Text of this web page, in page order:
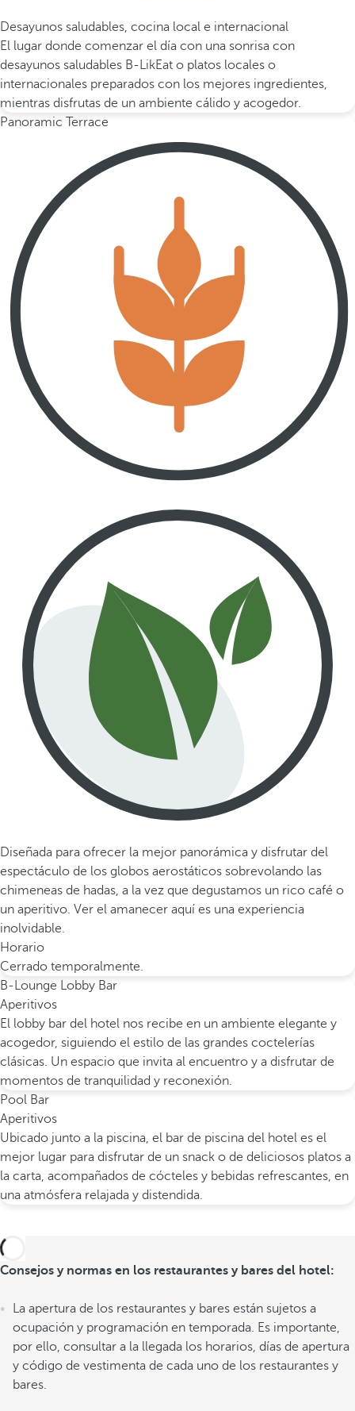
Desayunos saludables, cocina local e internacional
El lugar donde comenzar el día con una sonrisa con
desayunos saludables B-LikEat o platos locales o
internacionales preparados con los mejores ingredientes,
mientras disfrutas de un ambiente cálido y acogedor.
Panoramic Terrace
Diseñada para ofrecer la mejor panorámica y disfrutar del
espectáculo de los globos aerostáticos sobrevolando las
chimeneas de hadas, a la vez que degustamos un rico café o
un aperitivo. Ver el amanecer aquí es una experiencia
inolvidable.
Horario
Cerrado temporalmente.
B-Lounge Lobby Bar
Aperitivos
El lobby bar del hotel nos recibe en un ambiente elegante y
acogedor, siguiendo el estilo de las grandes coctelerías
clásicas. Un espacio que invita al encuentro y a disfrutar de
momentos de tranquilidad y reconexión.
Pool Bar
Aperitivos
Ubicado junto a la piscina, el bar de piscina del hotel es el
mejor lugar para disfrutar de un snack o de deliciosos platos a
la carta, acompañados de cócteles y bebidas refrescantes, en
una atmósfera relajada y distendida.
Consejos y normas en los restaurantes y bares del hotel:
La apertura de los restaurantes y bares están sujetos a
ocupación y programación en temporada. Es importante,
por ello, consultar a la llegada los horarios, días de apertura
y código de vestimenta de cada uno de los restaurantes y
bares.